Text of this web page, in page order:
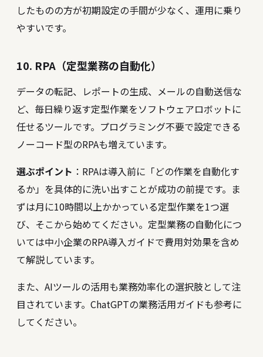
したものの方が初期設定の手間が少なく、運用に乗り
やすいです。
10. RPA（定型業務の自動化）
データの転記、レポートの生成、メールの自動送信な
ど、毎日繰り返す定型作業をソフトウェアロボットに
任せるツールです。プログラミング不要で設定できる
ノーコード型のRPAも増えています。
選ぶポイント ：RPAは導入前に「どの作業を自動化す
るか」を具体的に洗い出すことが成功の前提です。ま
ずは月に10時間以上かかっている定型作業を1つ選
び、そこから始めてください。定型業務の自動化につ
いては中小企業のRPA導入ガイドで費用対効果を含め
て解説しています。
また、AIツールの活用も業務効率化の選択肢として注
目されています。 ChatGPTの業務活用ガイドも参考に
してください。